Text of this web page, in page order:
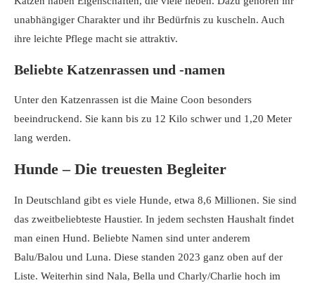
unabhängiger Charakter und ihr Bedürfnis zu kuscheln. Auch
ihre leichte Pflege macht sie attraktiv.
Beliebte Katzenrassen und -namen
Unter den Katzenrassen ist die Maine Coon besonders
beeindruckend. Sie kann bis zu 12 Kilo schwer und 1,20 Meter
lang werden.
Hunde – Die treuesten Begleiter
In Deutschland gibt es viele Hunde, etwa 8,6 Millionen. Sie sind
das zweitbeliebteste Haustier. In jedem sechsten Haushalt findet
man einen Hund. Beliebte Namen sind unter anderem
Balu/Balou und Luna. Diese standen 2023 ganz oben auf der
Liste. Weiterhin sind Nala, Bella und Charly/Charlie hoch im